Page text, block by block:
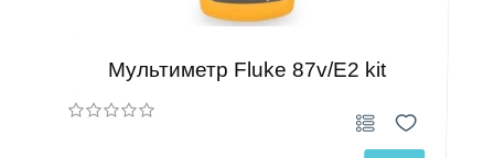
Мультиметр Fluke 87v/E2 kit